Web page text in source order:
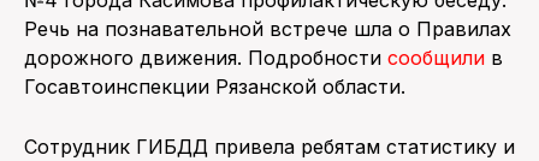
ПОИСК ПО САЙТУ
Речь на познавательной встрече шла о Правилах
дорожного движения. Подробности сообщили в
Госавтоинспекции Рязанской области.
Сотрудник ГИБДД привела ребятам статистику и